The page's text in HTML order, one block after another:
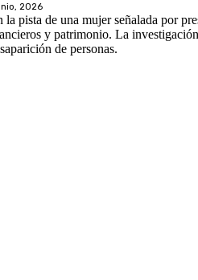
2026
pista de una mujer señalada por
y patrimonio. La
de personas.